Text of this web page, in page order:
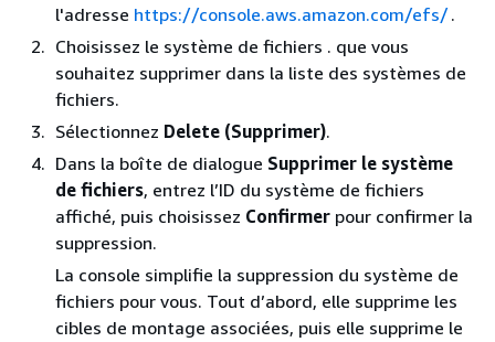
l'adresse https://console.aws.amazon.com/efs/.
Choisissez le système de fichiers . que vous
souhaitez supprimer dans la liste des systèmes de
fichiers.
Sélectionnez Delete (Supprimer).
Dans la boîte de dialogue Supprimer le système
de fichiers, entrez l’ID du système de fichiers
affiché, puis choisissez Confirmer pour confirmer la
suppression.
La console simplifie la suppression du système de
fichiers pour vous. Tout d’abord, elle supprime les
cibles de montage associées, puis elle supprime le